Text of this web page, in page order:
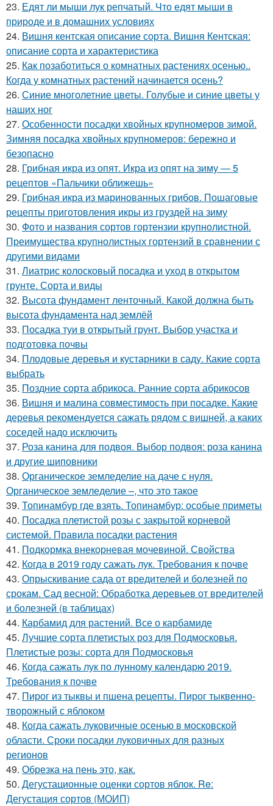
23. Едят ли мыши лук репчатый. Что едят мыши в
природе и в домашних условиях
24. Вишня кентская описание сорта. Вишня Кентская:
описание сорта и характеристика
25. Как позаботиться о комнатных растениях осенью..
Когда у комнатных растений начинается осень?
26. Синие многолетние цветы. Голубые и синие цветы у
наших ног
27. Особенности посадки хвойных крупномеров зимой.
Зимняя посадка хвойных крупномеров: бережно и
безопасно
28. Грибная икра из опят. Икра из опят на зиму — 5
рецептов «Пальчики оближешь»
29. Грибная икра из маринованных грибов. Пошаговые
рецепты приготовления икры из груздей на зиму
30. Фото и названия сортов гортензии крупнолистной.
Преимущества крупнолистных гортензий в сравнении с
другими видами
31. Лиатрис колосковый посадка и уход в открытом
грунте. Сорта и виды
32. Высота фундамент ленточный. Какой должна быть
высота фундамента над землёй
33. Посадка туи в открытый грунт. Выбор участка и
подготовка почвы
34. Плодовые деревья и кустарники в саду. Какие сорта
выбрать
35. Поздние сорта абрикоса. Ранние сорта абрикосов
36. Вишня и малина совместимость при посадке. Какие
деревья рекомендуется сажать рядом с вишней, а каких
соседей надо исключить
37. Роза канина для подвоя. Выбор подвоя: роза канина
и другие шиповники
38. Органическое земледелие на даче с нуля.
Органическое земледелие –, что это такое
39. Топинамбур где взять. Топинамбур: особые приметы
40. Посадка плетистой розы с закрытой корневой
системой. Правила посадки растения
41. Подкормка внекорневая мочевиной. Свойства
42. Когда в 2019 году сажать лук. Требования к почве
43. Опрыскивание сада от вредителей и болезней по
срокам. Сад весной: Обработка деревьев от вредителей
и болезней (в таблицах)
44. Карбамид для растений. Все о карбамиде
45. Лучшие сорта плетистых роз для Подмосковья.
Плетистые розы: сорта для Подмосковья
46. Когда сажать лук по лунному календарю 2019.
Требования к почве
47. Пирог из тыквы и пшена рецепты. Пирог тыквенно-
творожный с яблоком
48. Когда сажать луковичные осенью в московской
области. Сроки посадки луковичных для разных
регионов
49. Обрезка на пень это, как.
50. Дегустационные оценки сортов яблок. Re:
Дегустация сортов (МОИП)